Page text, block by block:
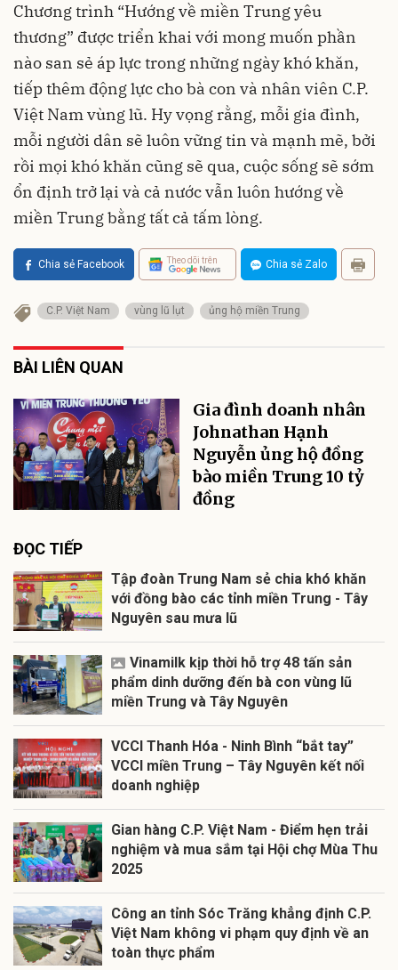
Chương trình “Hướng về miền Trung yêu
thương” được triển khai với mong muốn phần
nào san sẻ áp lực trong những ngày khó khăn,
tiếp thêm động lực cho bà con và nhân viên C.P.
Việt Nam vùng lũ. Hy vọng rằng, mỗi gia đình,
mỗi người dân sẽ luôn vững tin và mạnh mẽ, bởi
rồi mọi khó khăn cũng sẽ qua, cuộc sống sẽ sớm
ổn định trở lại và cả nước vẫn luôn hướng về
miền Trung bằng tất cả tấm lòng.
Chia sẻ Facebook Theo dõi trên Chia sẻ Zalo
C.P. Việt Nam vùng lũ lụt ủng hộ miền Trung
BÀI LIÊN QUAN
Gia đình doanh nhân
Johnathan Hạnh
Nguyễn ủng hộ đồng
bào miền Trung 10 tỷ
đồng
ĐỌC TIẾP
Tập đoàn Trung Nam sẻ chia khó khăn
với đồng bào các tỉnh miền Trung - Tây
Nguyên sau mưa lũ
Vinamilk kịp thời hỗ trợ 48 tấn sản
phẩm dinh dưỡng đến bà con vùng lũ
miền Trung và Tây Nguyên
VCCI Thanh Hóa - Ninh Bình “bắt tay”
VCCI miền Trung – Tây Nguyên kết nối
doanh nghiệp
Gian hàng C.P. Việt Nam - Điểm hẹn trải
nghiệm và mua sắm tại Hội chợ Mùa Thu
2025
Công an tỉnh Sóc Trăng khẳng định C.P.
Việt Nam không vi phạm quy định về an
toàn thực phẩm